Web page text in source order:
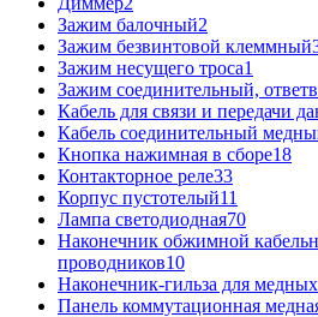
Зажим балочный2
Зажим безвинтовой клеммный
Зажим несущего троса1
Зажим соединительный,
Кабель для связи и передачи
Кабель соединительный
Кнопка нажимная в сборе18
Контакторное реле33
Корпус пустотелый11
Лампа светодиодная70
Наконечник обжимной
проводников10
Наконечник-гильза для
Панель коммутационная